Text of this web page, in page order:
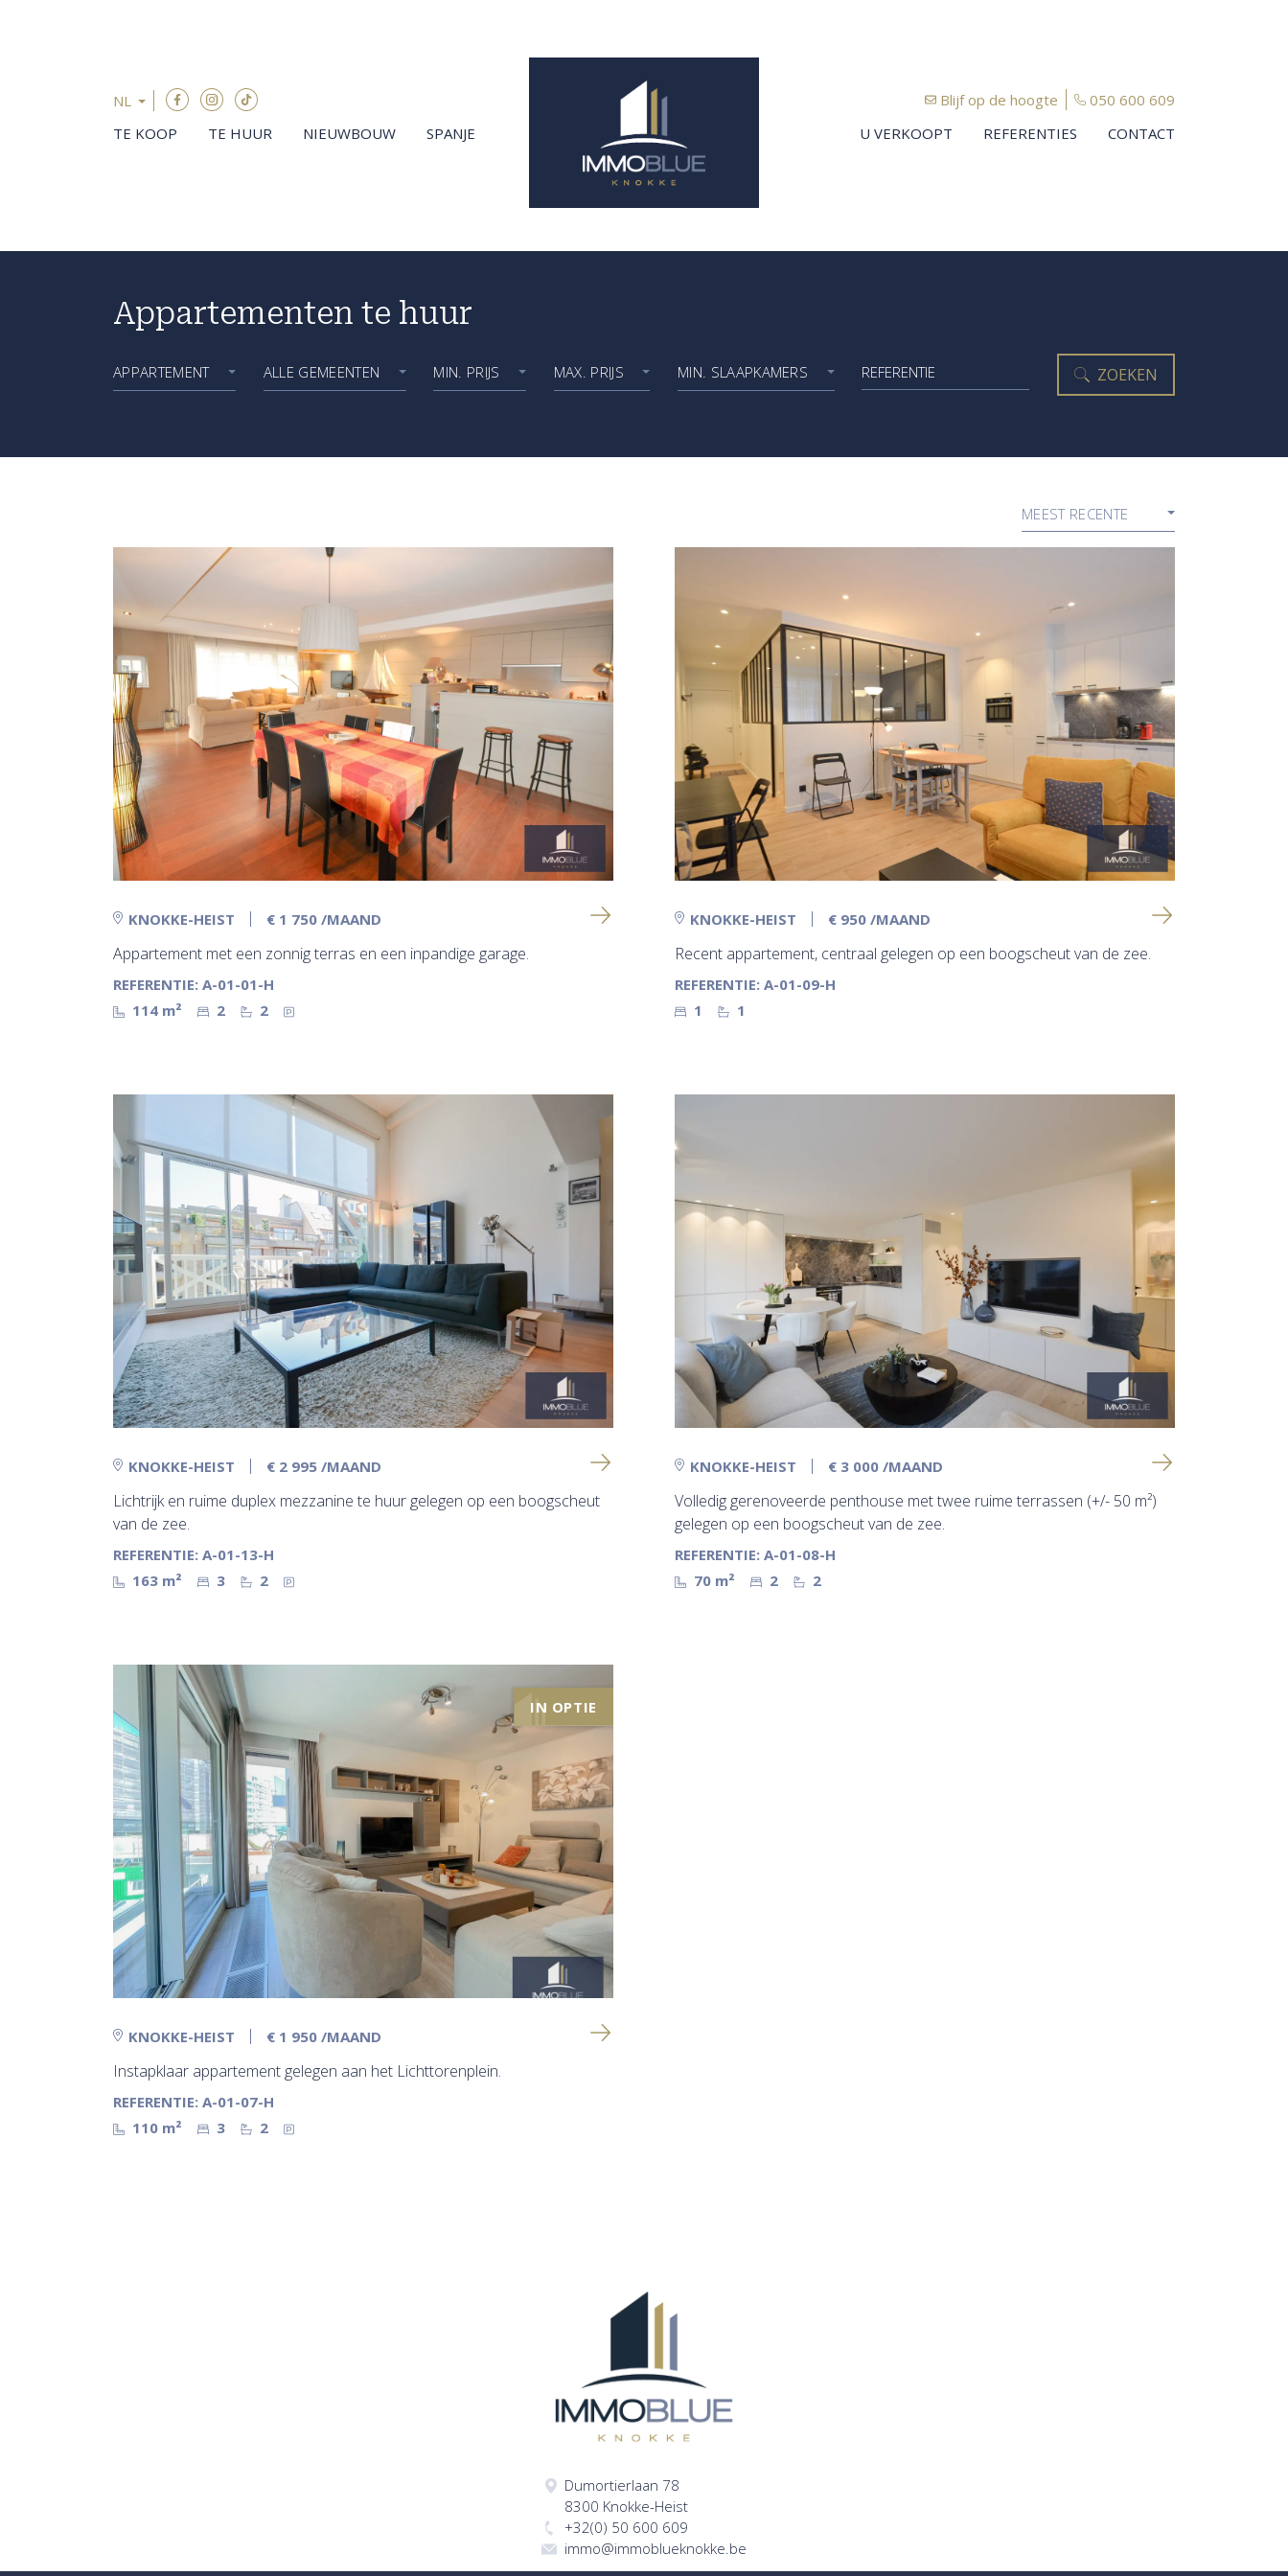
NL Blijf op de hoogte
050 600 609
TE KOOP
TE HUUR NIEUWBOUW SPANJE U VERKOOPT REFERENTIES CONTACT
Vind hier uw ideale woonst
APPARTEMENT ALLE GEMEENTEN MIN. PRIJS MAX. PRIJS MIN. SLAAPKAMERS Referentie ZOEKEN
Appartementen te huur
MEEST RECENTE
KNOKKE-HEIST € 1 750 /MAAND
Appartement met een zonnig terras en een inpandige garage.
REFERENTIE: A-01-01-H
114 m²
2 2
KNOKKE-HEIST € 950 /MAAND
Recent appartement, centraal gelegen op een boogscheut van de zee.
REFERENTIE: A-01-09-H
1
1
KNOKKE-HEIST € 2 995 /MAAND
Lichtrijk en ruime duplex mezzanine te huur gelegen op een boogscheut
van de zee.
REFERENTIE: A-01-13-H
163 m²
3 2
KNOKKE-HEIST € 3 000 /MAAND
Volledig gerenoveerde penthouse met twee ruime terrassen (+/- 50 m²)
gelegen op een boogscheut van de zee.
REFERENTIE: A-01-08-H
70 m²
2 2
IN OPTIE
KNOKKE-HEIST € 1 950 /MAAND
Instapklaar appartement gelegen aan het Lichttorenplein.
REFERENTIE: A-01-07-H
110 m²
3 2
Dumortierlaan 78
8300 Knokke-Heist
+32(0) 50 600 609
immo@immoblueknokke.be